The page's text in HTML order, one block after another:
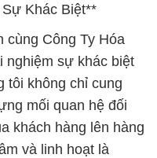
Khác Biệt**
cùng Công Ty Hóa
nghiệm sự khác biệt
tôi không chỉ cung
mối quan hệ đối
khách hàng lên hàng
và linh hoạt là